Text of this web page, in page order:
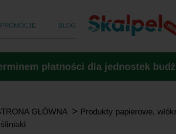
PROMOCJE BLOG
płatności dla jednostek
GŁÓWNA > Produkty papierowe,
śliniaki